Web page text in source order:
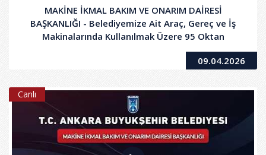
MAKİNE İKMAL BAKIM VE ONARIM DAİRESİ
BAŞKANLIĞI - Belediyemize Ait Araç, Gereç ve İş
Makinalarında Kullanılmak Üzere 95 Oktan
Kurşunsuz Benzin, Motorin Alım İşi
09.04.2026
Canlı